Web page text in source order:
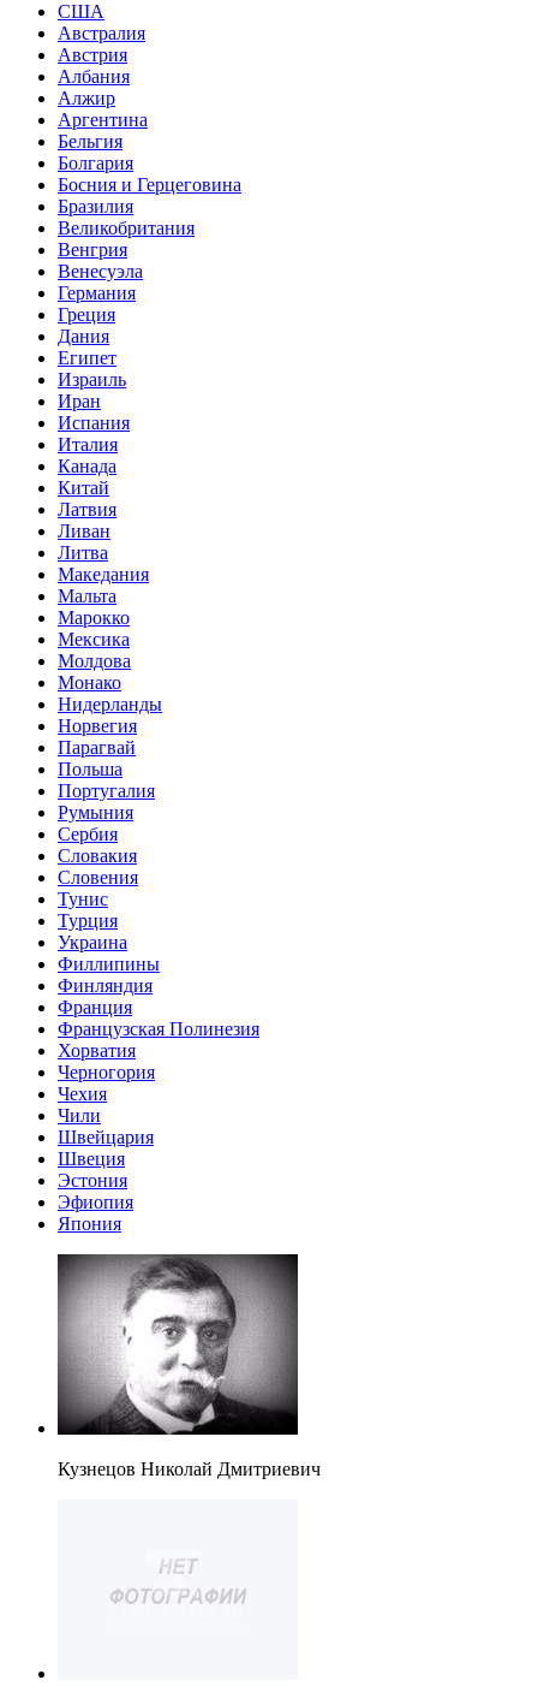
США
Австралия
Австрия
Албания
Алжир
Аргентина
Бельгия
Болгария
Босния и Герцеговина
Бразилия
Великобритания
Венгрия
Венесуэла
Германия
Греция
Дания
Египет
Израиль
Иран
Испания
Италия
Канада
Китай
Латвия
Ливан
Литва
Македания
Мальта
Марокко
Мексика
Молдова
Монако
Нидерланды
Норвегия
Парагвай
Польша
Португалия
Румыния
Сербия
Словакия
Словения
Тунис
Турция
Украина
Филлипины
Финляндия
Франция
Французская Полинезия
Хорватия
Черногория
Чехия
Чили
Швейцария
Швеция
Эстония
Эфиопия
Япония
Кузнецов Николай Дмитриевич